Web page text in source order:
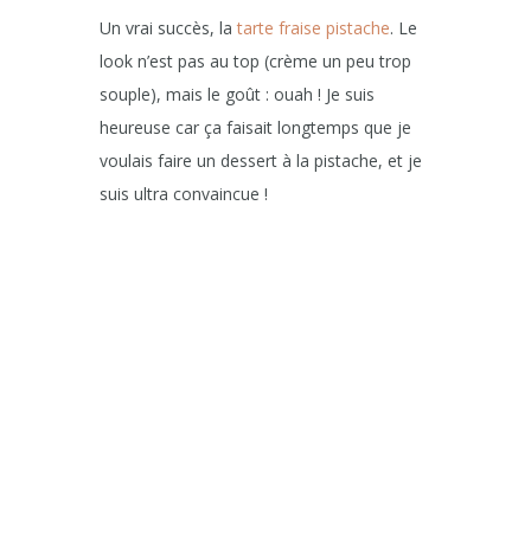
Un vrai succès, latarte fraise pistache. Le
look n’est pas au top (crème un peu trop
souple), mais le goût : ouah ! Je suis
heureuse car ça faisait longtemps que je
voulais faire un dessert à la pistache, et je
suis ultra convaincue !